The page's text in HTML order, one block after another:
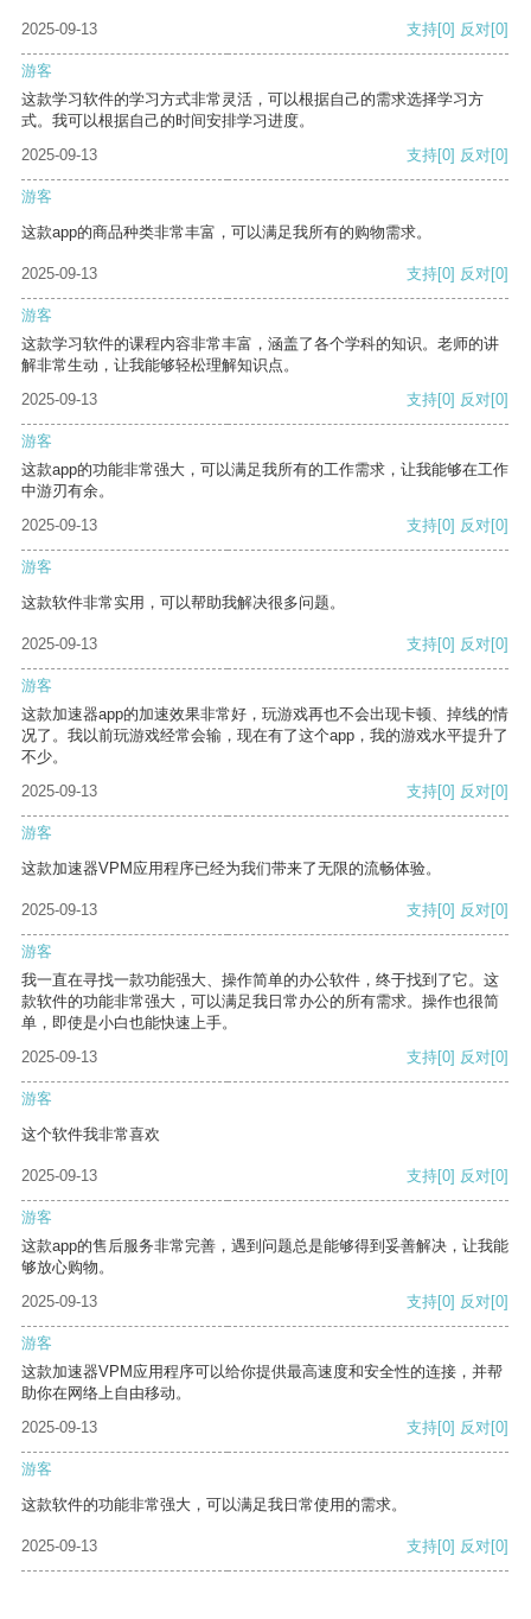
2025-09-13 支持[0] 反对[0]
游客
这款学习软件的学习方式非常灵活，可以根据自己的需求选择学习方
式。我可以根据自己的时间安排学习进度。
2025-09-13
支持[0] 反对[0]
游客
这款app的商品种类非常丰富，可以满足我所有的购物需求。
2025-09-13 支持[0] 反对[0]
游客
这款学习软件的课程内容非常丰富，涵盖了各个学科的知识。老师的讲
解非常生动，让我能够轻松理解知识点。
2025-09-13
支持[0] 反对[0]
游客
这款app的功能非常强大，可以满足我所有的工作需求，让我能够在工作
中游刃有余。
2025-09-13
支持[0] 反对[0]
游客
这款软件非常实用，可以帮助我解决很多问题。
2025-09-13 支持[0] 反对[0]
游客
这款加速器app的加速效果非常好，玩游戏再也不会出现卡顿、掉线的情
况了。我以前玩游戏经常会输，现在有了这个app，我的游戏水平提升了
不少。
2025-09-13
支持[0] 反对[0]
游客
这款加速器VPM应用程序已经为我们带来了无限的流畅体验。
2025-09-13 支持[0] 反对[0]
游客
我一直在寻找一款功能强大、操作简单的办公软件，终于找到了它。这
款软件的功能非常强大，可以满足我日常办公的所有需求。操作也很简
单，即使是小白也能快速上手。
2025-09-13
支持[0] 反对[0]
游客
这个软件我非常喜欢
2025-09-13 支持[0] 反对[0]
游客
这款app的售后服务非常完善，遇到问题总是能够得到妥善解决，让我能
够放心购物。
2025-09-13
支持[0] 反对[0]
游客
这款加速器VPM应用程序可以给你提供最高速度和安全性的连接，并帮
助你在网络上自由移动。
2025-09-13
支持[0] 反对[0]
游客
这款软件的功能非常强大，可以满足我日常使用的需求。
2025-09-13 支持[0] 反对[0]